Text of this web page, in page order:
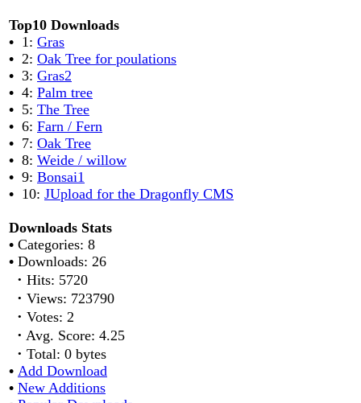
Top10 Downloads
• 1: Gras
• 2: Oak Tree for poulations
• 3: Gras2
• 4: Palm tree
• 5: The Tree
• 6: Farn / Fern
• 7: Oak Tree
• 8: Weide / willow
• 9: Bonsai1
• 10: JUpload for the Dragonfly CMS
Downloads Stats
• Categories: 8
• Downloads: 26
· Hits: 5720
· Views: 723790
· Votes: 2
· Avg. Score: 4.25
· Total: 0 bytes
• Add Download
• New Additions